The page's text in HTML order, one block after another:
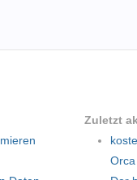
Zuletzt
Orca